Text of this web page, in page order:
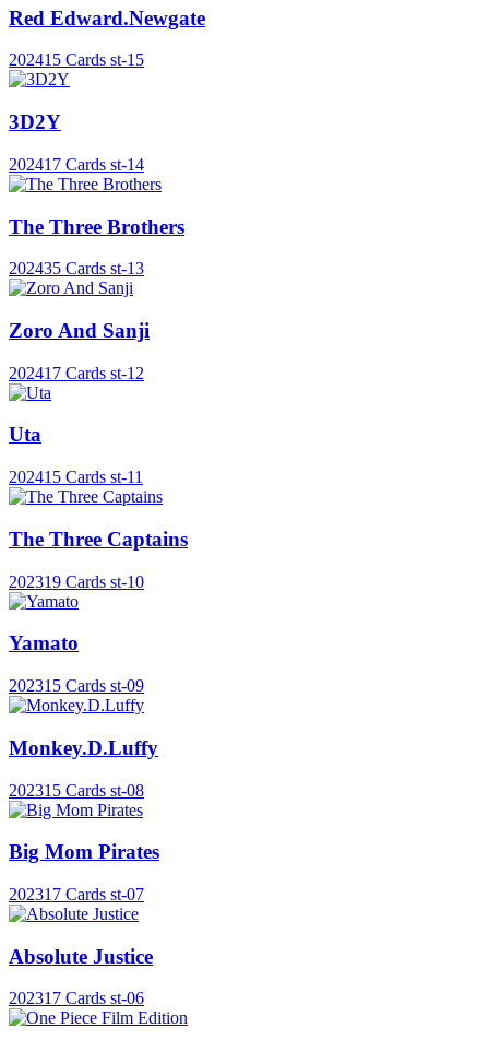
Red Edward.Newgate
202415 Cards st-15
3D2Y
202417 Cards st-14
The Three Brothers
202435 Cards st-13
Zoro And Sanji
202417 Cards st-12
Uta
202415 Cards st-11
The Three Captains
202319 Cards st-10
Yamato
202315 Cards st-09
Monkey.D.Luffy
202315 Cards st-08
Big Mom Pirates
202317 Cards st-07
Absolute Justice
202317 Cards st-06